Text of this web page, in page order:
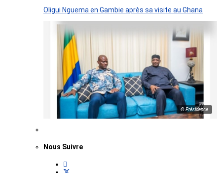
Oligui Nguema en Gambie après sa visite au Ghana
© Présidence
Nous Suivre